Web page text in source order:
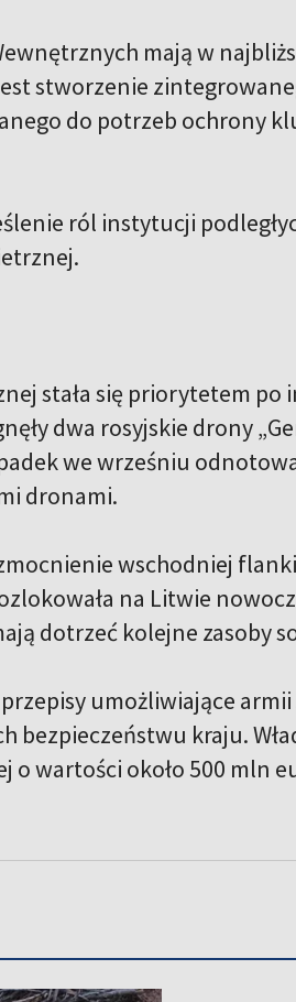
mają w
stworzenie
do potrzeb ochrony
ról instytucji
stała się priorytetem po
dwa rosyjskie drony
we wrześniu
dronami.
wschodniej
na Litwie
dotrzeć kolejne zasoby
umożliwiające armii
bezpieczeństwu kraju.
wartości około 500 mln